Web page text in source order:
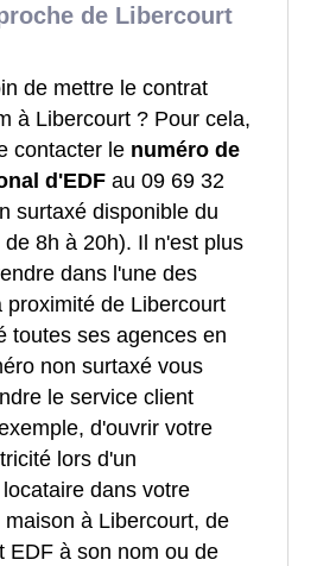
de Libercourt
de mettre le contrat
à Libercourt ? Pour cela,
contacter le numéro de
d'EDF au 09 69 32
surtaxé disponible du
de 8h à 20h). Il n'est plus
dans l'une des
proximité de Libercourt
toutes ses agences en
non surtaxé vous
le service client
d'ouvrir votre
lors d'un
dans votre
à Libercourt, de
EDF à son nom ou de